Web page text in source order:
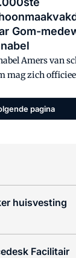
Gom-
Amers van
mag zich
BOS-diploma
feestje waard
is
van
op
pagina
huisvesting
Facilitair